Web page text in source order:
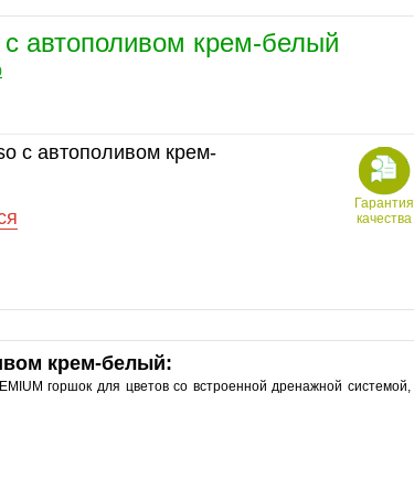
автополивом крем-белый
с автополивом крем-
Гарантия
качества
крем-белый:
горшок для цветов со встроенной дренажной системой,